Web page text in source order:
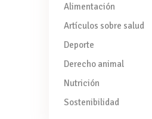
Alimentación
Artículos sobre salud
Deporte
Derecho animal
Nutrición
Sostenibilidad